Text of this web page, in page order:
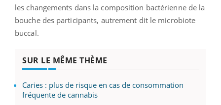
les changements dans la composition bactérienne de la
bouche des participants, autrement dit le microbiote
buccal.
SUR LE MÊME THÈME
Caries : plus de risque en cas de consommation
fréquente de cannabis